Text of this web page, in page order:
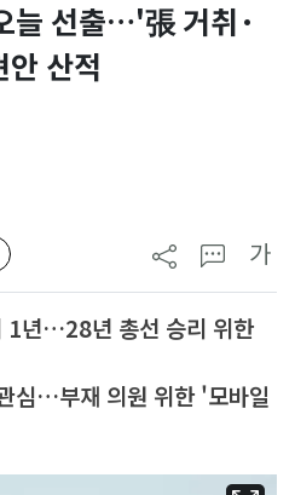
늘 선출…'張 거취·
산적
가
1년…28년 총선 승리 위한
심…부재 의원 위한 '모바일